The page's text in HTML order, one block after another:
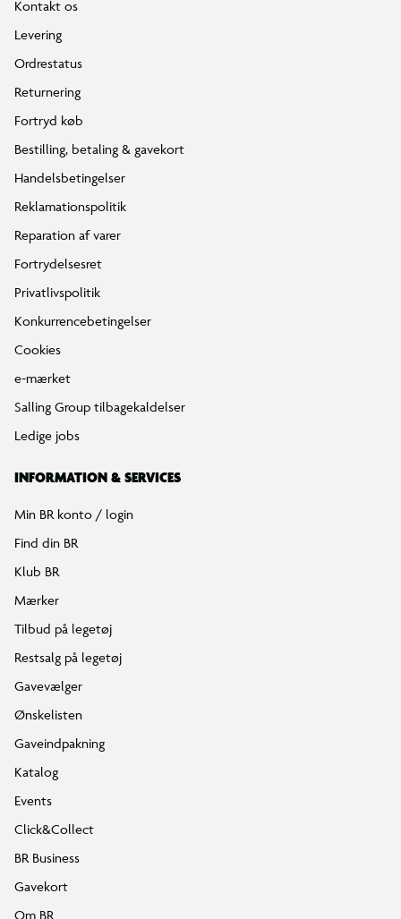
Kontakt os
Levering
Ordrestatus
Returnering
Fortryd køb
Bestilling, betaling & gavekort
Handelsbetingelser
Reklamationspolitik
Reparation af varer
Fortrydelsesret
Privatlivspolitik
Konkurrencebetingelser
Cookies
e-mærket
Salling Group tilbagekaldelser
Ledige jobs
INFORMATION & SERVICES
Min BR konto / login
Find din BR
Klub BR
Mærker
Tilbud på legetøj
Restsalg på legetøj
Gavevælger
Ønskelisten
Gaveindpakning
Katalog
Events
Click&Collect
BR Business
Gavekort
Om BR